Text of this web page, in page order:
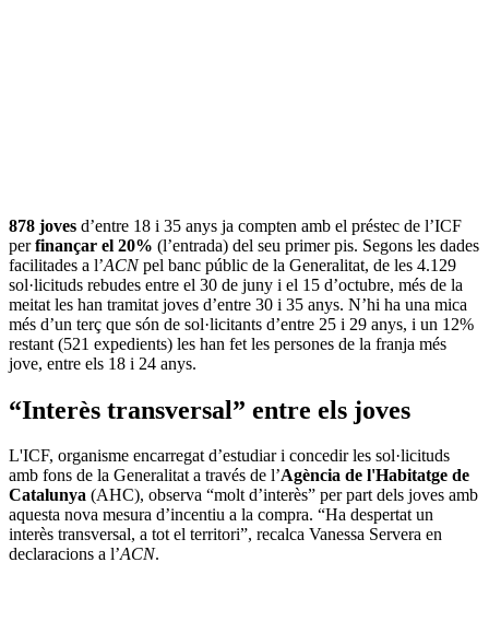
878 joves d’entre 18 i 35 anys ja compten amb el préstec de l’ICF
perfinançar el 20% (l’entrada) del seu primer pis. Segons les dades
facilitades a l’ACNpel banc públic de la Generalitat, de les 4.129
sol·licituds rebudes entre el 30 de juny i el 15 d’octubre, més de la
meitat les han tramitat joves d’entre 30 i 35 anys. N’hi ha una mica
més d’un terç que són de sol·licitants d’entre 25 i 29 anys, i un 12%
restant (521 expedients) les han fet les persones de la franja més
jove, entre els 18 i 24 anys.
“Interès transversal” entre els joves
L'ICF, organisme encarregat d’estudiar i concedir les sol·licituds
amb fons de la Generalitat a través de l’Agència de l'Habitatge de
Catalunya (AHC), observa “molt d’interès” per part dels joves amb
aquesta nova mesura d’incentiu a la compra. “Ha despertat un
interès transversal, a tot el territori”, recalca Vanessa Servera en
declaracions a l’ACN.